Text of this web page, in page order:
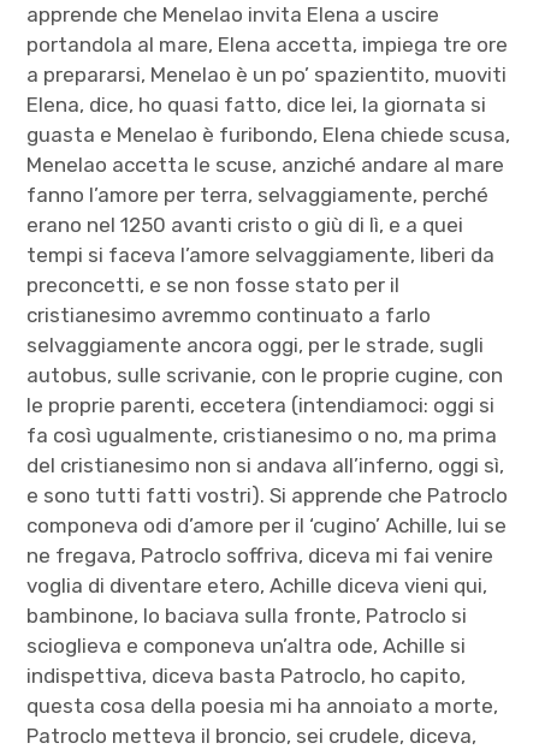
apprende che Menelao invita Elena a uscire
portandola al mare, Elena accetta, impiega tre ore
a prepararsi, Menelao è un po’ spazientito, muoviti
Elena, dice, ho quasi fatto, dice lei, la giornata si
guasta e Menelao è furibondo, Elena chiede scusa,
Menelao accetta le scuse, anziché andare al mare
fanno l’amore per terra, selvaggiamente, perché
erano nel 1250 avanti cristo o giù di lì, e a quei
tempi si faceva l’amore selvaggiamente, liberi da
preconcetti, e se non fosse stato per il
cristianesimo avremmo continuato a farlo
selvaggiamente ancora oggi, per le strade, sugli
autobus, sulle scrivanie, con le proprie cugine, con
le proprie parenti, eccetera (intendiamoci: oggi si
fa così ugualmente, cristianesimo o no, ma prima
del cristianesimo non si andava all’inferno, oggi sì,
e sono tutti fatti vostri). Si apprende che Patroclo
componeva odi d’amore per il ‘cugino’ Achille, lui se
ne fregava, Patroclo soffriva, diceva mi fai venire
voglia di diventare etero, Achille diceva vieni qui,
bambinone, lo baciava sulla fronte, Patroclo si
scioglieva e componeva un’altra ode, Achille si
indispettiva, diceva basta Patroclo, ho capito,
questa cosa della poesia mi ha annoiato a morte,
Patroclo metteva il broncio, sei crudele, diceva,